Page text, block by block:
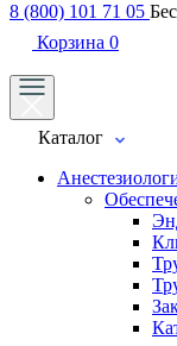
8 (800) 101 71 05
Корзина 0
Каталог